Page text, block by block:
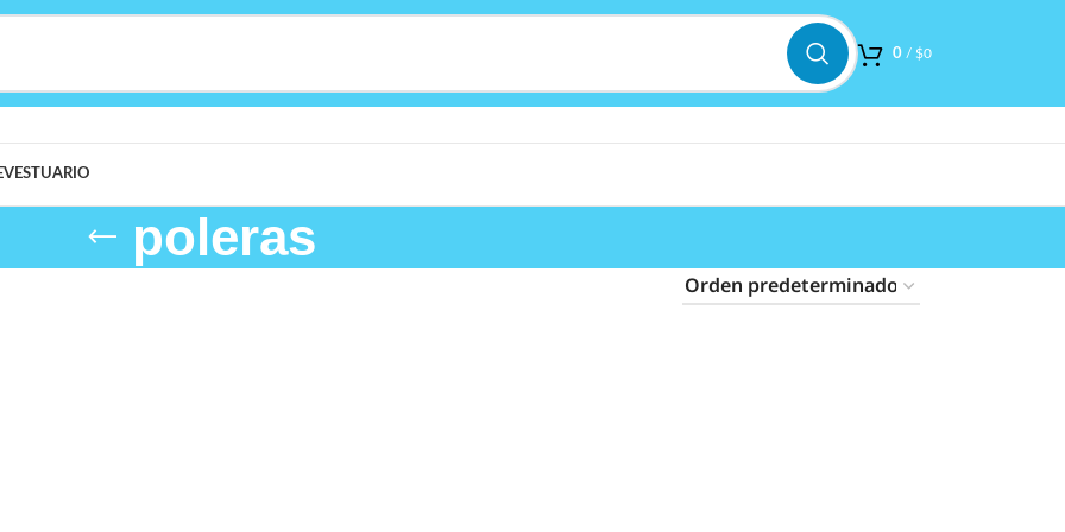
0 / $0
VESTUARIO
poleras